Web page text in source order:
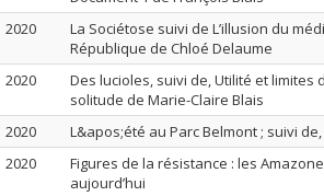
2020
La Sociétose suivi de L’illusion du
République de Chloé Delaume
2020
Des lucioles, suivi de, Utilité et
solitude de Marie-Claire Blais
2020
L&apos;été au Parc Belmont ; suivi
2020
Figures de la résistance : les
aujourd’hui